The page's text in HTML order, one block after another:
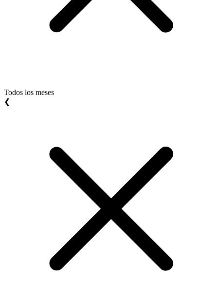
Todos los meses
❮